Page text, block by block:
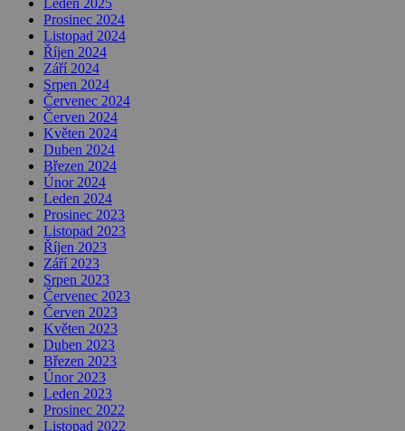
Prosinec 2024
Listopad 2024
Říjen 2024
Září 2024
Srpen 2024
Červenec 2024
Červen 2024
Květen 2024
Duben 2024
Březen 2024
Únor 2024
Leden 2024
Prosinec 2023
Listopad 2023
Říjen 2023
Září 2023
Srpen 2023
Červenec 2023
Červen 2023
Květen 2023
Duben 2023
Březen 2023
Únor 2023
Leden 2023
Prosinec 2022
Listopad 2022